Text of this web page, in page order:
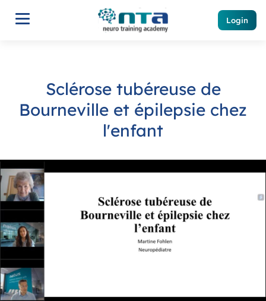
Login
Sclérose tubéreuse de
Bourneville et épilepsie chez
l'enfant